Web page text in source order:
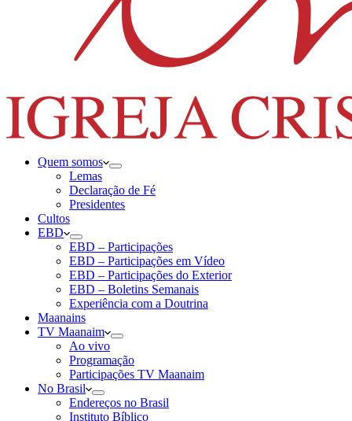
Quem somos
Lemas
Declaração de Fé
Presidentes
Cultos
EBD
EBD – Participações
EBD – Participações em Vídeo
EBD – Participações do Exterior
EBD – Boletins Semanais
Experiência com a Doutrina
Maanains
TV Maanaim
Ao vivo
Programação
Participações TV Maanaim
No Brasil
Endereços no Brasil
Instituto Bíblico